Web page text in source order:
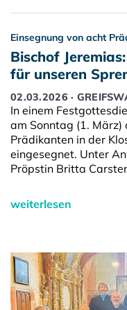
Einsegnung von acht
Bischof
für unseren
02.03.2026 ·
In einem
am Sonntag (1. März)
Prädikanten in der
eingesegnet. Unter
Pröpstin Britta
weiterlesen